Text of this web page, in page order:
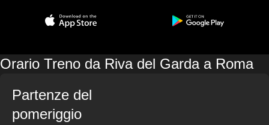
Orario Treno da Riva del Garda a Roma
Partenze del
pomeriggio